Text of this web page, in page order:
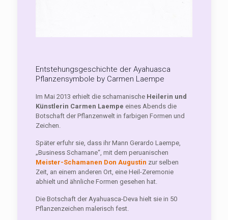
Entstehungsgeschichte der Ayahuasca
Pflanzensymbole by Carmen Laempe
Im Mai 2013 erhielt die schamanische Heilerin und
Künstlerin Carmen Laempe eines Abends die
Botschaft der Pflanzenwelt in farbigen Formen und
Zeichen.
Später erfuhr sie, dass ihr Mann Gerardo Laempe,
„Business Schamane“, mit dem peruanischen
Meister-Schamanen Don Augustin zur selben
Zeit, an einem anderen Ort, eine Heil-Zeremonie
abhielt und ähnliche Formen gesehen hat.
Die Botschaft der Ayahuasca-Deva hielt sie in 50
Pflanzenzeichen malerisch fest.